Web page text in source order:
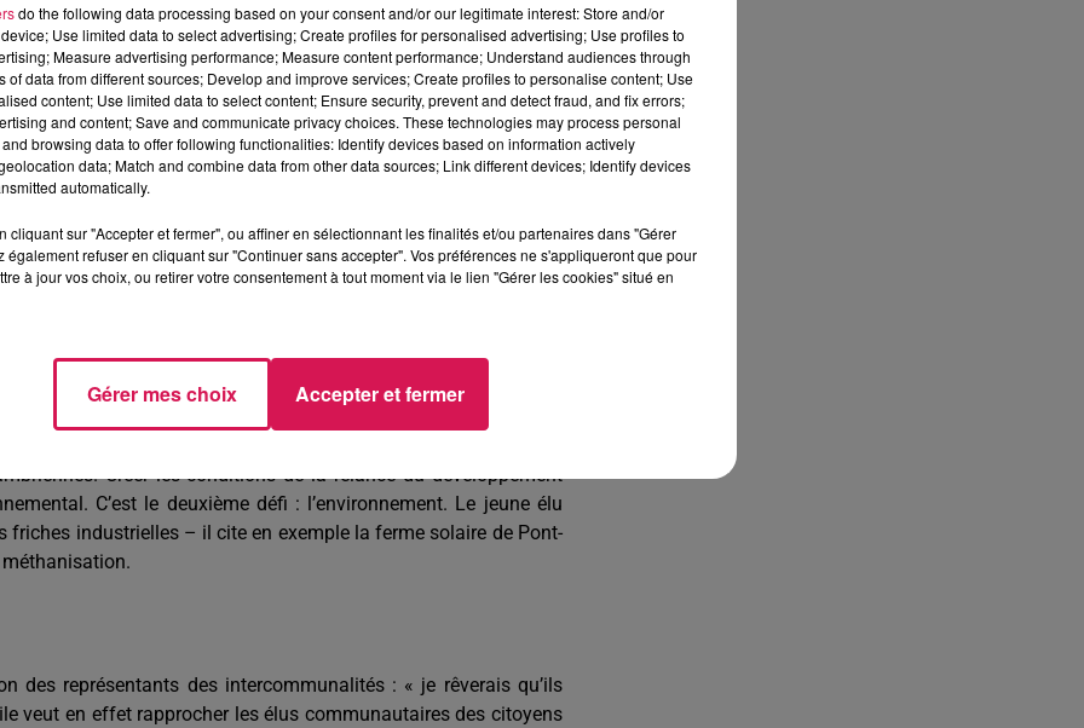
de la ruralité sambrienne dans une politique intelligente autour
aux élus de « construire un travail collectif qui fera en sorte
et de la plus ancienne à la plus récente dans la dynamique
qui a élu Stéphane Wilmotte dimanche dernier.
siège à l’Agglo et en devienne Vice-Président. Hautmont,
jusqu’à présent. Elle a développé et géré seule le port à sec
de Hautmont dans la sphère communautaire posera la question
le candidat.
? C’est le défi imposé auquel le candidat à la Présidence se
mois après le début du confinement, un Fonds de Solidarité à
Créer les conditions de la relance du développement
C’est le deuxième défi : l’environnement. Le jeune élu
industrielles – il cite en exemple la ferme solaire de Pont-
des représentants des intercommunalités : « je rêverais qu’ils
veut en effet rapprocher les élus communautaires des citoyens
do the following data processing based on your consent and/or our legitimate interest: Store and/or
Use limited data to select advertising; Create profiles for personalised advertising; Use profiles to
Measure advertising performance; Measure content performance; Understand audiences through
of data from different sources; Develop and improve services; Create profiles to personalise content; Use
content; Use limited data to select content; Ensure security, prevent and detect fraud, and fix errors;
and content; Save and communicate privacy choices. These technologies may process personal
browsing data to offer following functionalities: Identify devices based on information actively
data; Match and combine data from other data sources; Link different devices; Identify devices
automatically.
cliquant sur "Accepter et fermer", ou affiner en sélectionnant les finalités et/ou partenaires dans "Gérer
également refuser en cliquant sur "Continuer sans accepter". Vos préférences ne s'appliqueront que pour
à jour vos choix, ou retirer votre consentement à tout moment via le lien "Gérer les cookies" situé en
Gérer mes choix Accepter et fermer